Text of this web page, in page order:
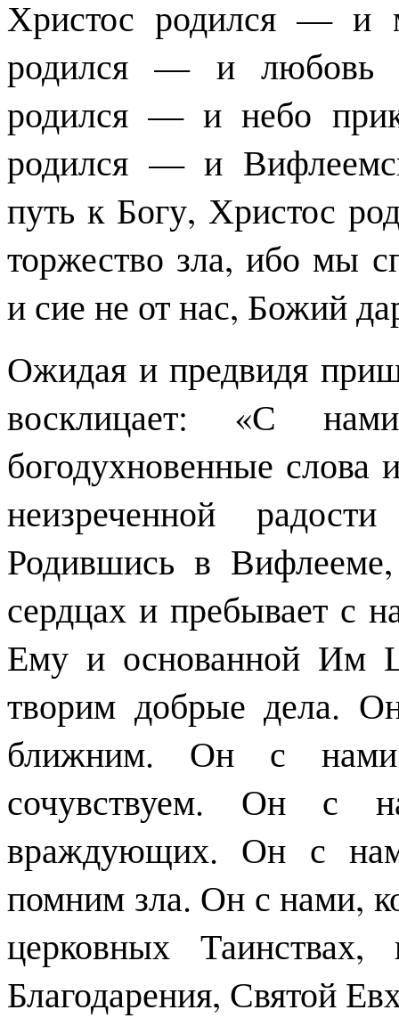
Христос родился — и
родился — и любовь
родился — и небо
родился — и
путь к Богу, Христос
торжество зла, ибо мы
и сие не от нас, Божий
Ожидая и предвидя
восклицает: «С
богодухновенные слова
неизреченной
Родившись в
сердцах и пребывает с
Ему и основанной Им
творим добрые дела.
ближним. Он с
сочувствуем. Он с
враждующих. Он с
помним зла. Он с нами,
церковных
Благодарения, Святой